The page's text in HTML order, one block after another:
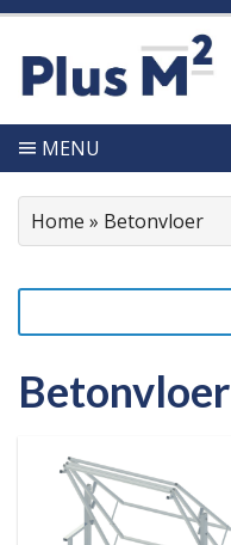
MENU
Home » Betonvloer
Betonvloer